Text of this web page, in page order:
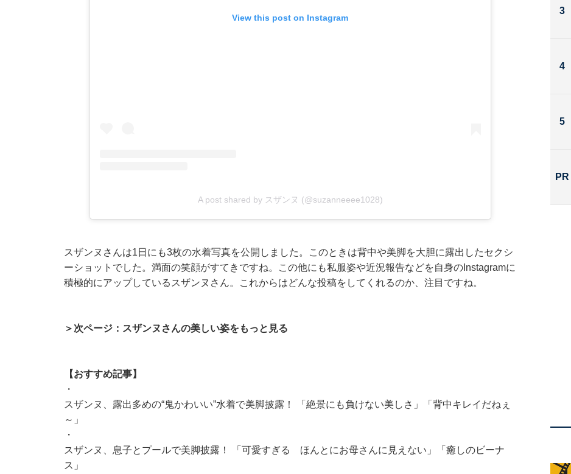
View this post on Instagram
A post shared by スザンヌ (@suzanneeee1028)
スザンヌさんは1日にも3枚の水着写真を公開しました。このときは背中や美脚を大胆に露出したセクシ
ーショットでした。満面の笑顔がすてきですね。この他にも私服姿や近況報告などを自身のInstagramに
積極的にアップしているスザンヌさん。これからはどんな投稿をしてくれるのか、注目ですね。
＞次ページ：スザンヌさんの美しい姿をもっと見る
【おすすめ記事】
・
スザンヌ、露出多めの“鬼かわいい”水着で美脚披露！ 「絶景にも負けない美しさ」「背中キレイだねぇ
～」
・
スザンヌ、息子とプールで美脚披露！ 「可愛すぎる ほんとにお母さんに見えない」「癒しのビーナ
ス」
3
4
5
PR